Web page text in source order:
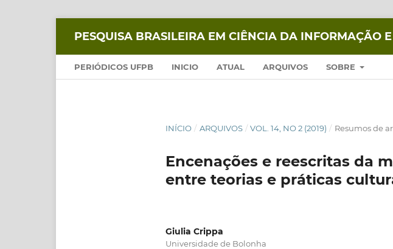
PESQUISA BRASILEIRA EM CIÊNCIA DA INFORMAÇÃO
PERIÓDICOS UFPB INICIO ATUAL ARQUIVOS SOBRE
INÍCIO / ARQUIVOS / VOL. 14, NO 2 (2019) / Resumos de
Encenações e reescritas da
entre teorias e práticas
Giulia Crippa
Universidade de Bolonha